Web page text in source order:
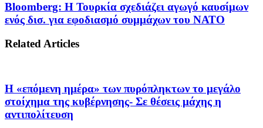
Bloomberg: Η Τουρκία σχεδιάζει αγωγό καυσίμων
ενός δισ. για εφοδιασμό συμμάχων του ΝΑΤΟ
Related Articles
Η «επόμενη ημέρα» των πυρόπληκτων το μεγάλο
στοίχημα της κυβέρνησης- Σε θέσεις μάχης η
αντιπολίτευση